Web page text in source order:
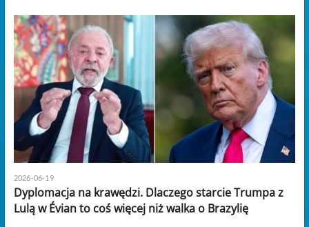
2026-06-19
Dyplomacja na krawędzi. Dlaczego starcie Trumpa z
Lulą w Évian to coś więcej niż walka o Brazylię